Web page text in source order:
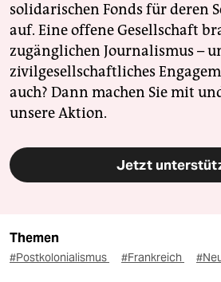
solidarischen Fonds für deren
auf. Eine offene Gesellschaft
zugänglichen Journalismus –
zivilgesellschaftliches
auch? Dann machen Sie mit
unsere Aktion.
Jetzt
Themen
#Postkolonialismus #Frankreich